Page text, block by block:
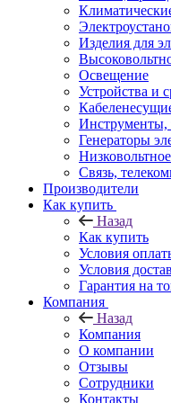
Изделия для
Освещение
Устройства и
Инструменты,
Генераторы
Связь,
Производители
Как купить
Назад
Как купить
Условия
Условия
Гарантия на
Компания
Назад
Компания
О компании
Отзывы
Сотрудники
Контакты